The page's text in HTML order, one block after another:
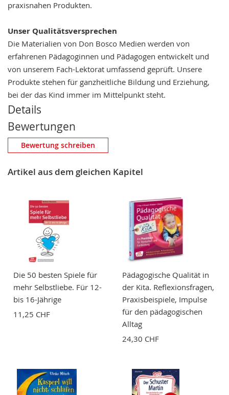
praxisnahen Produkten.
Unser Qualitätsversprechen
Die Materialien von Don Bosco Medien werden von
erfahrenen Pädagoginnen und Pädagogen entwickelt und
von unserem Fach-Lektorat umfassend geprüft. Unsere
Produkte stehen für ganzheitliche Bildung und Erziehung,
bei der das Kind immer im Mittelpunkt steht.
Details
Bewertungen
Eigene Bewertung schreiben
Nickname
Zusammenfassung
Bewertung
BEWERTUNG ABSCHICKEN
Bewertung schreiben
Artikel aus dem gleichen Kapitel
Die 50 besten Spiele für
mehr Selbstliebe. Für 12-
bis 16-Jährige
11,25 CHF
Pädagogische Qualität in
der Kita. Reflexionsfragen,
Praxisbeispiele, Impulse
für den pädagogischen
Alltag
24,30 CHF